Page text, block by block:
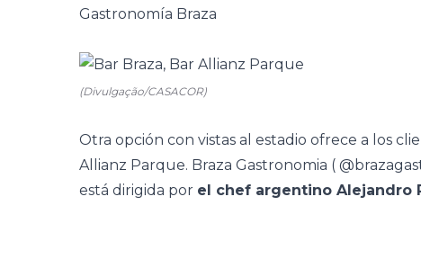
Gastronomía Braza
(Divulgação/CASACOR)
Otra opción con vistas al estadio ofrece a los
Allianz Parque. Braza Gastronomia (
está dirigida por el chef argentino Alejandro